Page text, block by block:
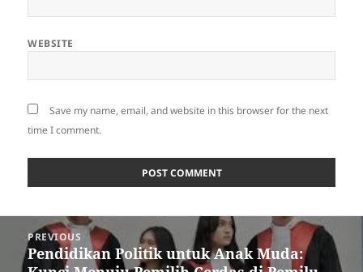
WEBSITE
Save my name, email, and website in this browser for the next
time I comment.
navigation
PREVIOUS
Previous
Pendidikan Politik untuk Anak Muda: